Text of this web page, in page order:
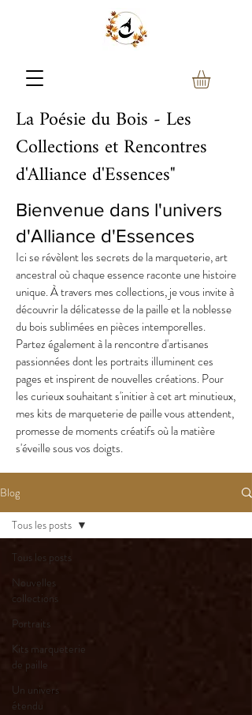
La Poésie du Bois - Les
Collections et Rencontres
d'Alliance d'Essences"
Bienvenue dans l'univers
d'Alliance d'Essences
Ici se révèlent les secrets de la marqueterie, art
ancestral où chaque essence raconte une histoire
unique. À travers mes collections, je vous invite à
découvrir la délicatesse de la paille et la noblesse
du bois sublimées en pièces intemporelles.
Partez également à la rencontre d'artisanes
passionnées dont les portraits illuminent ces
pages et inspirent de nouvelles créations. Pour
les curieux souhaitant s'initier à cet art minutieux,
mes kits de marqueterie de paille vous attendent,
promesse de moments créatifs où la matière
s'éveille sous vos doigts.
Blog
Tous les posts
Nouvelles
collections
Portraits
Kits marqueterie
de paille
Un univers
étendu
Tous les posts